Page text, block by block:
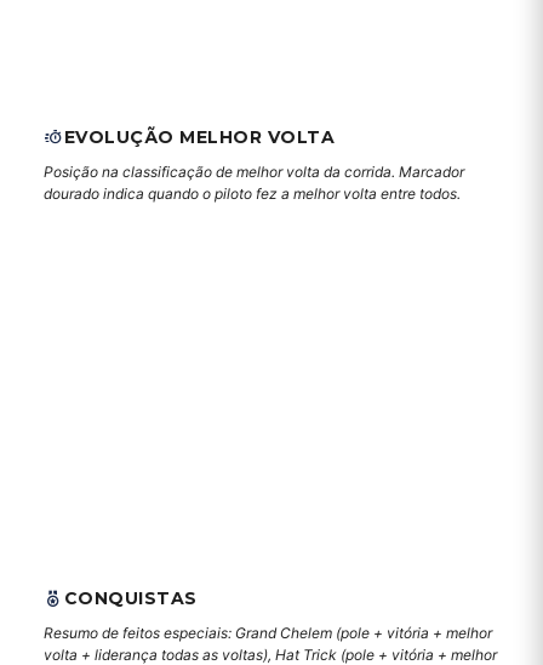
EVOLUÇÃO MELHOR VOLTA
Posição na classificação de melhor volta da corrida. Marcador
dourado indica quando o piloto fez a melhor volta entre todos.
CONQUISTAS
Resumo de feitos especiais: Grand Chelem (pole + vitória + melhor
volta + liderança todas as voltas), Hat Trick (pole + vitória + melhor